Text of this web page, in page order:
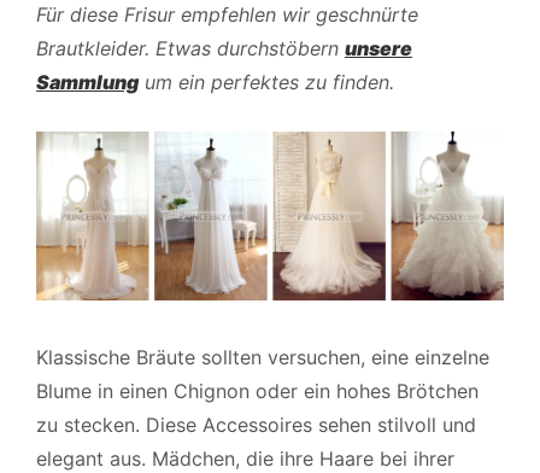
Für diese Frisur empfehlen wir geschnürte
Brautkleider. Etwas durchstöbern unsere
Sammlungum ein perfektes zu finden.
Klassische Bräute sollten versuchen, eine einzelne
Blume in einen Chignon oder ein hohes Brötchen
zu stecken. Diese Accessoires sehen stilvoll und
elegant aus. Mädchen, die ihre Haare bei ihrer